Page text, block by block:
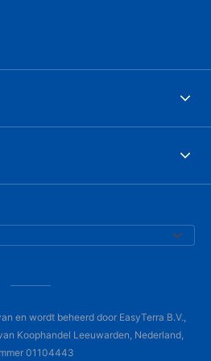
en wordt beheerd door EasyTerra B.V.,
Koophandel Leeuwarden, Nederland,
01104443